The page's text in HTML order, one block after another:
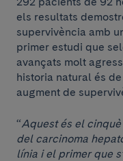
els resultats
supervivència amb
primer estudi que
avançats molt
historia natural és
augment de
“Aquest és el
del carcinoma
línia i el primer que